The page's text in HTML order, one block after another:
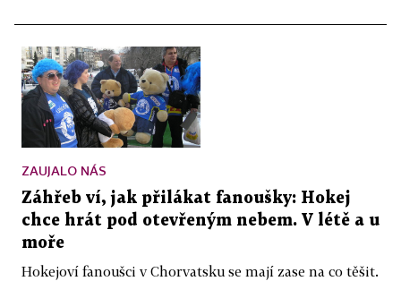
ZAUJALO NÁS
Záhřeb ví, jak přilákat fanoušky: Hokej
chce hrát pod otevřeným nebem. V létě a u
moře
Hokejoví fanoušci v Chorvatsku se mají zase na co těšit.